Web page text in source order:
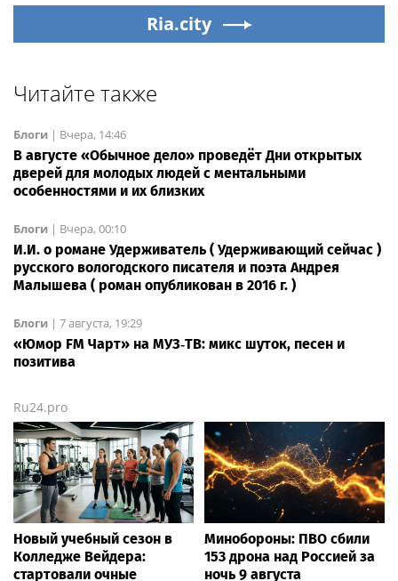
Ria.city
Читайте также
Блоги | Вчера, 14:46
В августе «Обычное дело» проведёт Дни открытых
дверей для молодых людей с ментальными
особенностями и их близких
Блоги | Вчера, 00:10
И.И. о романе Удерживатель ( Удерживающий сейчас )
русского вологодского писателя и поэта Андрея
Малышева ( роман опубликован в 2016 г. )
Блоги | 7 августа, 19:29
«Юмор FM Чарт» на МУЗ‑ТВ: микс шуток, песен и
позитива
Ru24.pro
Новый учебный сезон в
Колледже Вейдера:
стартовали очные
Минобороны: ПВО сбили
153 дрона над Россией за
ночь 9 августа